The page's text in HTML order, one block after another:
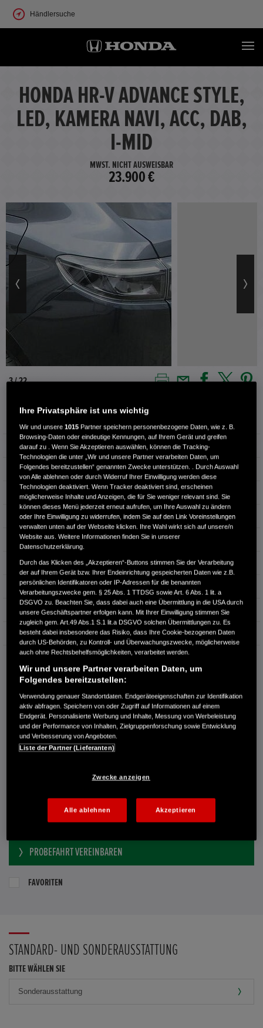
Händlersuche
HONDA HR-V ADVANCE STYLE,
LED, KAMERA NAVI, ACC, DAB,
I-MID
MWST. NICHT AUSWEISBAR
23.900 €
4 / 22
Innenausstattung Teilleder
Kilometerstand 69.985 km
Kraftstoffart Super
Getriebe Automatik
Türen 5
Leistung 96 kW / 131 PS
Hubraum 0 cm³
Erstzulassung 06.2022
Bauart SUV
Kettnitzmühle 22
92533 Wernberg-Köblitz
RUFEN SIE UNS AN:
09604-92090
Route planen
Dealer Website anzeigen
E-MAIL-ANFRAGE
PROBEFAHRT VEREINBAREN
FAVORITEN
STANDARD- UND SONDERAUSSTATTUNG
BITTE WÄHLEN SIE
Ihre Privatsphäre ist uns wichtig
Wir und unsere1015 Partner speichern personenbezogene Daten, wie z. B.
Browsing-Daten oder eindeutige Kennungen, auf Ihrem Gerät und greifen
darauf zu . Wenn Sie Akzeptieren auswählen, können die Tracking-
Technologien die unter „Wir und unsere Partner verarbeiten Daten, um
Folgendes bereitzustellen“ genannten Zwecke unterstützen. . Durch Auswahl
von Alle ablehnen oder durch Widerruf Ihrer Einwilligung werden diese
Technologien deaktiviert. Wenn Tracker deaktiviert sind, erscheinen
möglicherweise Inhalte und Anzeigen, die für Sie weniger relevant sind. Sie
können dieses Menü jederzeit erneut aufrufen, um Ihre Auswahl zu ändern
oder Ihre Einwilligung zu widerrufen, indem Sie auf den Link Voreinstellungen
verwalten unten auf der Webseite klicken. Ihre Wahl wirkt sich auf unsere/n
Website aus. Weitere Informationen finden Sie in unserer
Datenschutzerklärung.
Durch das Klicken des „Akzeptieren“-Buttons stimmen Sie der Verarbeitung
der auf Ihrem Gerät bzw. Ihrer Endeinrichtung gespeicherten Daten wie z.B.
persönlichen Identifikatoren oder IP-Adressen für die benannten
Verarbeitungszwecke gem. § 25 Abs. 1 TTDSG sowie Art. 6 Abs. 1 lit. a
DSGVO zu. Beachten Sie, dass dabei auch eine Übermittlung in die USA durch
unsere Geschäftspartner erfolgen kann. Mit Ihrer Einwilligung stimmen Sie
zugleich gem. Art.49 Abs.1 S.1 lit.a DSGVO solchen Übermittlungen zu. Es
besteht dabei insbesondere das Risiko, dass Ihre Cookie-bezogenen Daten
durch US-Behörden, zu Kontroll- und Überwachungszwecke, möglicherweise
auch ohne Rechtsbehelfsmöglichkeiten, verarbeitet werden.
Wir und unsere Partner verarbeiten Daten, um
Folgendes bereitzustellen:
Verwendung genauer Standortdaten. Endgeräteeigenschaften zur Identifikation
aktiv abfragen. Speichern von oder Zugriff auf Informationen auf einem
Endgerät. Personalisierte Werbung und Inhalte, Messung von Werbeleistung
und der Performance von Inhalten, Zielgruppenforschung sowie Entwicklung
und Verbesserung von Angeboten.
Liste der Partner (Lieferanten)
Zwecke anzeigen
Alle ablehnen Akzeptieren